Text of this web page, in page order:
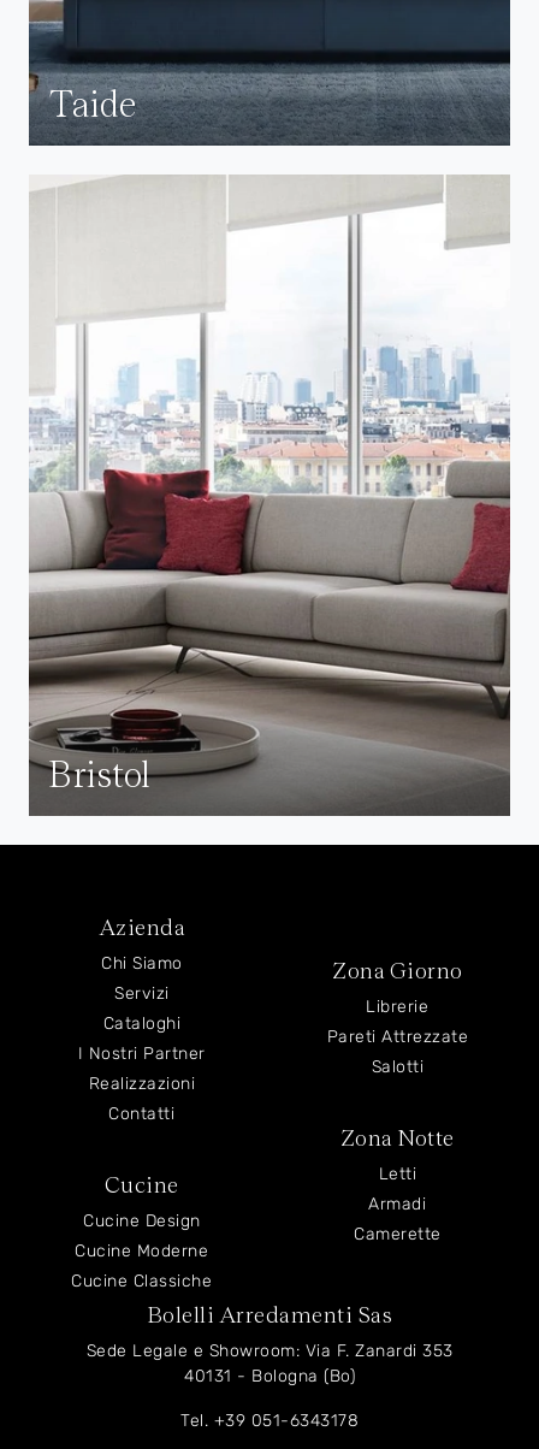
Taide
Bristol
Azienda
Chi Siamo
Servizi
Cataloghi
I Nostri Partner
Realizzazioni
Contatti
Cucine
Cucine Design
Cucine Moderne
Cucine Classiche
Zona Giorno
Librerie
Pareti Attrezzate
Salotti
Zona Notte
Letti
Armadi
Camerette
Bolelli Arredamenti Sas
Sede Legale e Showroom: Via F. Zanardi 353
40131 - Bologna (Bo)
Tel. +39 051-6343178